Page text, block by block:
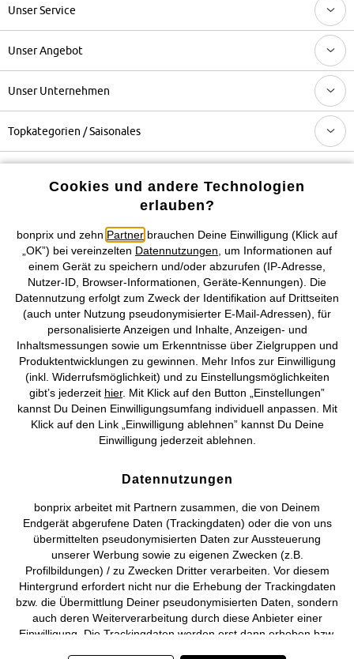
Unser Service
Unser Angebot
Unser Unternehmen
Topkategorien / Saisonales
Mehr von bonprix auf
Preisangaben inkl. gesetzl. MwSt. und zzgl.Service- &
Versandkosten
AGB Datenschutz Cookie-Einstellungen Impressum
Vertrag widerrufen
2026 bonprix.
Deutsch
Cookies und andere Technologien
erlauben?
bonprix und zehn Partner brauchen Deine Einwilligung (Klick auf
„OK”) bei vereinzelten Datennutzungen , um Informationen auf
einem Gerät zu speichern und/oder abzurufen (IP-Adresse,
Nutzer-ID, Browser-Informationen, Geräte-Kennungen). Die
Datennutzung erfolgt zum Zweck der Identifikation auf Drittseiten
(auch unter Nutzung pseudonymisierter E-Mail-Adressen), für
personalisierte Anzeigen und Inhalte, Anzeigen- und
Inhaltsmessungen sowie um Erkenntnisse über Zielgruppen und
Produktentwicklungen zu gewinnen. Mehr Infos zur Einwilligung
(inkl. Widerrufsmöglichkeit) und zu Einstellungsmöglichkeiten
gibt’s jederzeit hier. Mit Klick auf den Button „Einstellungen”
kannst Du Deinen Einwilligungsumfang individuell anpassen. Mit
Klick auf den Link „Einwilligung ablehnen” kannst Du Deine
Einwilligung jederzeit ablehnen.
Datennutzungen
bonprix arbeitet mit Partnern zusammen, die von Deinem
Endgerät abgerufene Daten (Trackingdaten) oder die von uns
übermittelten pseudonymisierten Daten zur Aussteuerung
unserer Werbung sowie zu eigenen Zwecken (z.B.
Profilbildungen) / zu Zwecken Dritter verarbeiten. Vor diesem
Hintergrund erfordert nicht nur die Erhebung der Trackingdaten
bzw. die Übermittlung Deiner pseudonymisierten Daten, sondern
auch deren Weiterverarbeitung durch diese Anbieter einer
Einwilligung. Die Trackingdaten werden erst dann erhoben bzw.